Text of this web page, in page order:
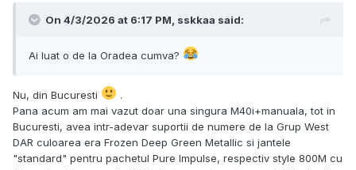
On 4/3/2026 at 6:17 PM, sskkaa said:
Ai luat o de la Oradea cumva?
Nu, din Bucuresti
.
Pana acum am mai vazut doar una singura M40i+manuala, tot in
Bucuresti, avea intr-adevar suportii de numere de la Grup West
DAR culoarea era Frozen Deep Green Metallic si jantele
"standard" pentru pachetul Pure Impulse, respectiv style 800M cu